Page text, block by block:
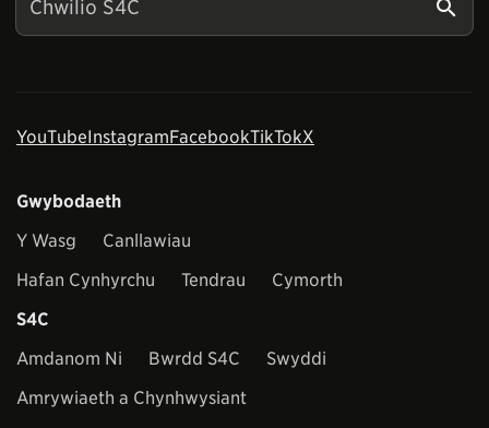
YouTubeInstagramFacebookTikTokX
Gwybodaeth
Y Wasg
Canllawiau
Hafan Cynhyrchu
Tendrau
Cymorth
S4C
Amdanom Ni
Bwrdd S4C
Swyddi
Amrywiaeth a Chynhwysiant